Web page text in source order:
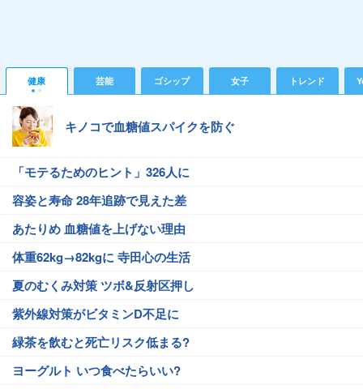
健康 芸能 ゴシップ 女子 トレンド
キノコで血糖値スパイクを防ぐ
「モテるためのヒント」326人に
容姿と寿命 28年追跡で見えた差
あたりめ 血糖値を上げない理由
体重62kg→82kgに 寺田心の生活
夏のむくみ対策 ツボ&反射区押し
紫外線対策がビタミンD不足に
緑茶を飲むと死亡リスク低まる?
ヨーグルト いつ食べたらいい?